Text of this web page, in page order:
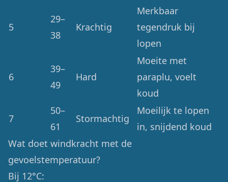
5
29–
38
Krachtig
Merkbaar
tegendruk bij
lopen
6
39–
49
Hard
Moeite met
paraplu, voelt
koud
7
50–
61
Stormachtig
Moeilijk te lopen
in, snijdend koud
Wat doet windkracht met de
gevoelstemperatuur?
Bij 12°C: